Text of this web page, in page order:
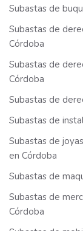
Subastas de
Subastas de
Córdoba
Subastas de
Córdoba
Subastas de
Subastas de
Subastas de
en Córdoba
Subastas de
Subastas de
Córdoba